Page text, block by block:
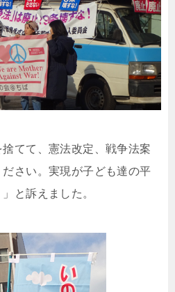
捨てて、憲法改定、戦争法案
さい。実現が子ども達の平
と訴えました。